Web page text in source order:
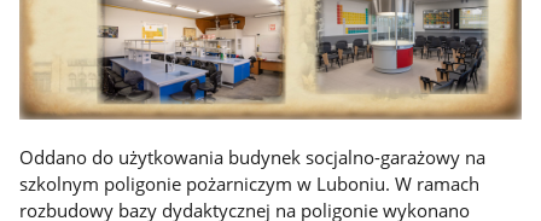
Oddano do użytkowania budynek socjalno-garażowy na
szkolnym poligonie pożarniczym w Luboniu. W ramach
rozbudowy bazy dydaktycznej na poligonie wykonano